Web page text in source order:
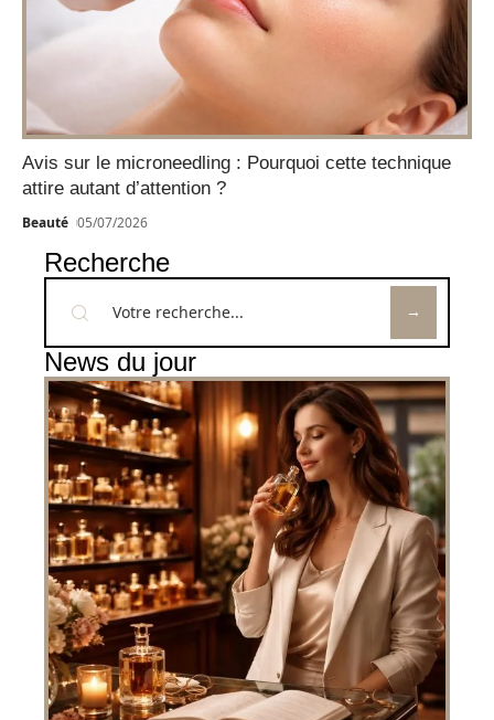
Avis sur le microneedling : Pourquoi cette technique
attire autant d’attention ?
Beauté 05/07/2026
Recherche
News du jour